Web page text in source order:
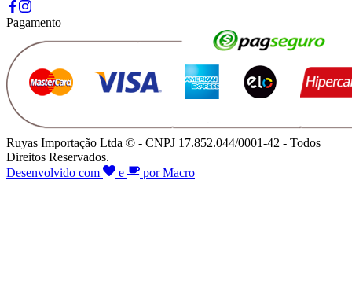
Pagamento
Ruyas Importação Ltda © - CNPJ 17.852.044/0001-42 - Todos
Direitos Reservados.
Desenvolvido com
e por Macro